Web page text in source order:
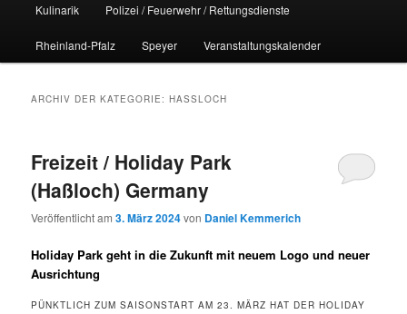
Kulinarik Polizei / Feuerwehr / Rettungsdienste
Rheinland-Pfalz Speyer Veranstaltungskalender
ARCHIV DER KATEGORIE:HASSLOCH
Freizeit / Holiday Park
(Haßloch) Germany
Veröffentlicht am3. März 2024von Daniel Kemmerich
Holiday Park geht in die Zukunft mit neuem Logo und neuer
Ausrichtung
PÜNKTLICH ZUM SAISONSTART AM 23. MÄRZ HAT DER HOLIDAY